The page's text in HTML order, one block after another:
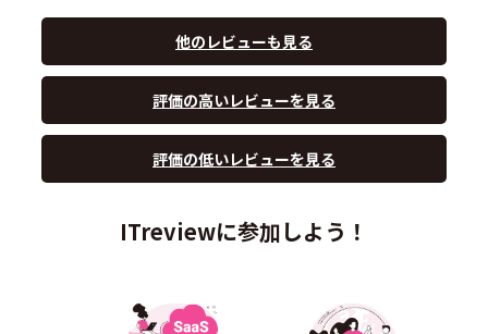
他のレビューも見る
評価の高いレビューを見る
評価の低いレビューを見る
ITreviewに参加しよう！